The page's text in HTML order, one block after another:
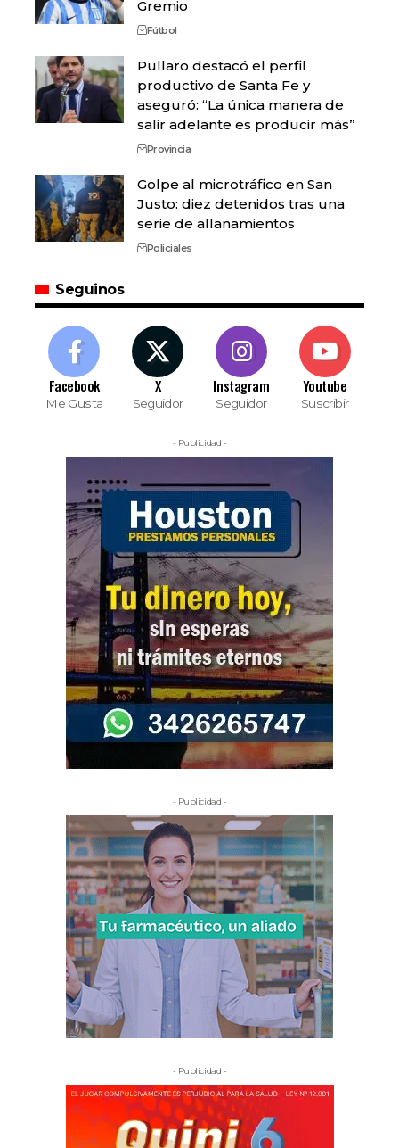
Gremio
Fútbol
Pullaro destacó el perfil
productivo de Santa Fe y
aseguró: “La única manera de
salir adelante es producir más”
Provincia
Golpe al microtráfico en San
Justo: diez detenidos tras una
serie de allanamientos
Policiales
Seguinos
Facebook
Me Gusta
X
Seguidor
Instagram
Seguidor
Youtube
Suscribir
- Publicidad -
- Publicidad -
- Publicidad -